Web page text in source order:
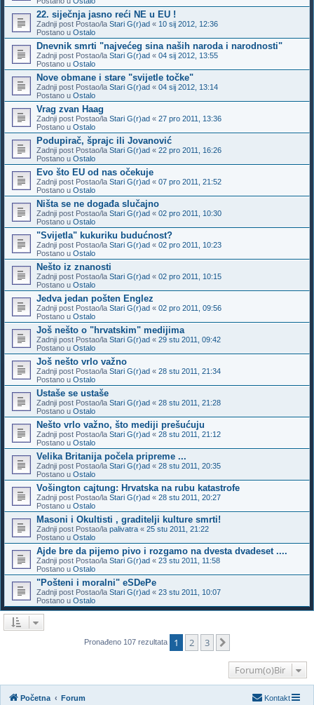
22. siječnja jasno reći NE u EU !
Zadnji post Postao/la Stari G(r)ad « 10 sij 2012, 12:36
Postano u Ostalo
Dnevnik smrti "najvećeg sina naših naroda i narodnosti"
Zadnji post Postao/la Stari G(r)ad « 04 sij 2012, 13:55
Postano u Ostalo
Nove obmane i stare "svijetle točke"
Zadnji post Postao/la Stari G(r)ad « 04 sij 2012, 13:14
Postano u Ostalo
Vrag zvan Haag
Zadnji post Postao/la Stari G(r)ad « 27 pro 2011, 13:36
Postano u Ostalo
Podupirač, šprajc ili Jovanović
Zadnji post Postao/la Stari G(r)ad « 22 pro 2011, 16:26
Postano u Ostalo
Evo što EU od nas očekuje
Zadnji post Postao/la Stari G(r)ad « 07 pro 2011, 21:52
Postano u Ostalo
Ništa se ne događa slučajno
Zadnji post Postao/la Stari G(r)ad « 02 pro 2011, 10:30
Postano u Ostalo
"Svijetla" kukuriku budućnost?
Zadnji post Postao/la Stari G(r)ad « 02 pro 2011, 10:23
Postano u Ostalo
Nešto iz znanosti
Zadnji post Postao/la Stari G(r)ad « 02 pro 2011, 10:15
Postano u Ostalo
Jedva jedan pošten Englez
Zadnji post Postao/la Stari G(r)ad « 02 pro 2011, 09:56
Postano u Ostalo
Još nešto o "hrvatskim" medijima
Zadnji post Postao/la Stari G(r)ad « 29 stu 2011, 09:42
Postano u Ostalo
Još nešto vrlo važno
Zadnji post Postao/la Stari G(r)ad « 28 stu 2011, 21:34
Postano u Ostalo
Ustaše se ustaše
Zadnji post Postao/la Stari G(r)ad « 28 stu 2011, 21:28
Postano u Ostalo
Nešto vrlo važno, što mediji prešućuju
Zadnji post Postao/la Stari G(r)ad « 28 stu 2011, 21:12
Postano u Ostalo
Velika Britanija počela pripreme ...
Zadnji post Postao/la Stari G(r)ad « 28 stu 2011, 20:35
Postano u Ostalo
Vošington cajtung: Hrvatska na rubu katastrofe
Zadnji post Postao/la Stari G(r)ad « 28 stu 2011, 20:27
Postano u Ostalo
Masoni i Okultisti , graditelji kulture smrti!
Zadnji post Postao/la palivatra « 25 stu 2011, 21:22
Postano u Ostalo
Ajde bre da pijemo pivo i rozgamo na dvesta dvadeset ....
Zadnji post Postao/la Stari G(r)ad « 23 stu 2011, 11:58
Postano u Ostalo
"Pošteni i moralni" eSDePe
Zadnji post Postao/la Stari G(r)ad « 23 stu 2011, 10:07
Postano u Ostalo
Pronađeno 107 rezultata 1 2 3
Forum(o)Bir
Početna Forum Kontakt